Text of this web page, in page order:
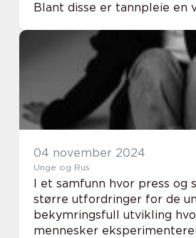
Blant disse er tannpleie en
tilbyr en rekke tjenester fo...
04 november 2024
Unge og Rus
I et samfunn hvor press og
større utfordringer for de
bekymringsfull utvikling
mennesker